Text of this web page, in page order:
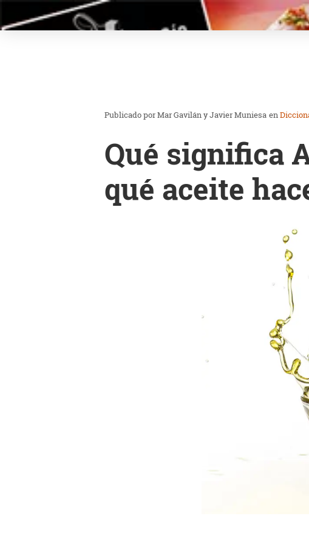
Mar Gavilán y Javier Muniesa en
Qué significa
qué aceite